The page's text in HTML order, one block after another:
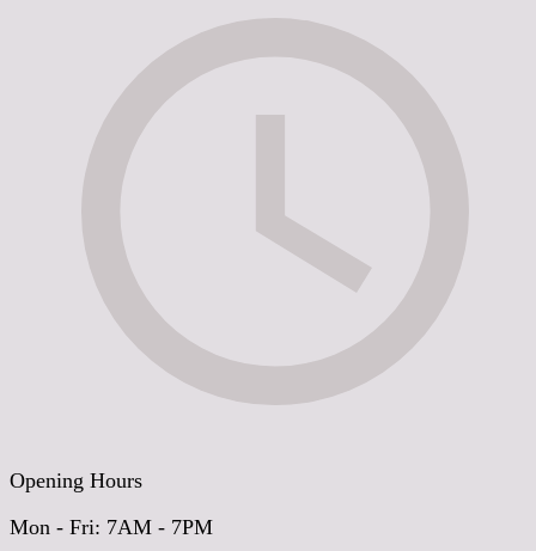
Opening Hours
Mon - Fri: 7AM - 7PM